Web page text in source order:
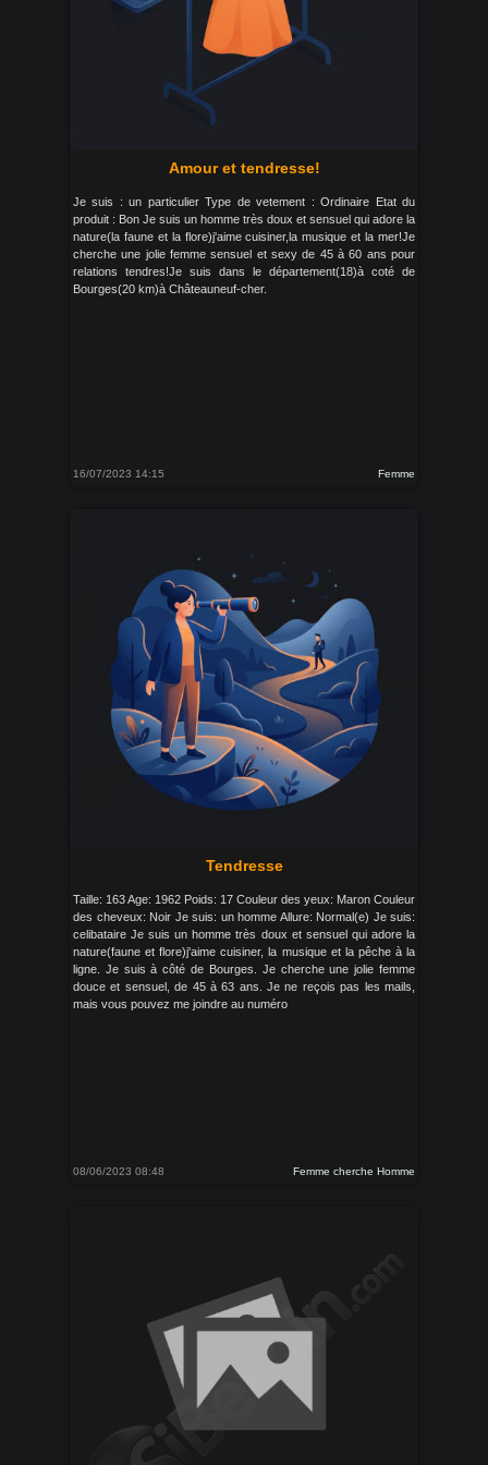
Amour et tendresse!
Je suis : un particulier Type de vetement : Ordinaire Etat du
produit : Bon Je suis un homme très doux et sensuel qui adore la
nature(la faune et la flore)j'aime cuisiner,la musique et la mer!Je
cherche une jolie femme sensuel et sexy de 45 à 60 ans pour
relations tendres!Je suis dans le département(18)à coté de
Bourges(20 km)à Châteauneuf-cher.
16/07/2023 14:15 Femme
Tendresse
Taille: 163 Age: 1962 Poids: 17 Couleur des yeux: Maron Couleur
des cheveux: Noir Je suis: un homme Allure: Normal(e) Je suis:
celibataire Je suis un homme très doux et sensuel qui adore la
nature(faune et flore)j'aime cuisiner, la musique et la pêche à la
ligne. Je suis à côté de Bourges. Je cherche une jolie femme
douce et sensuel, de 45 à 63 ans. Je ne reçois pas les mails,
mais vous pouvez me joindre au numéro
08/06/2023 08:48 Femme cherche Homme